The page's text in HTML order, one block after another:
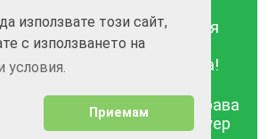
използвате този сайт,
с използването на
условия.
Приемам
в този сайт се предоставя
е, без гаранция за
ѝ с действителността!
© 2008 - 2026, Всички права
на уебсайт и софтуер